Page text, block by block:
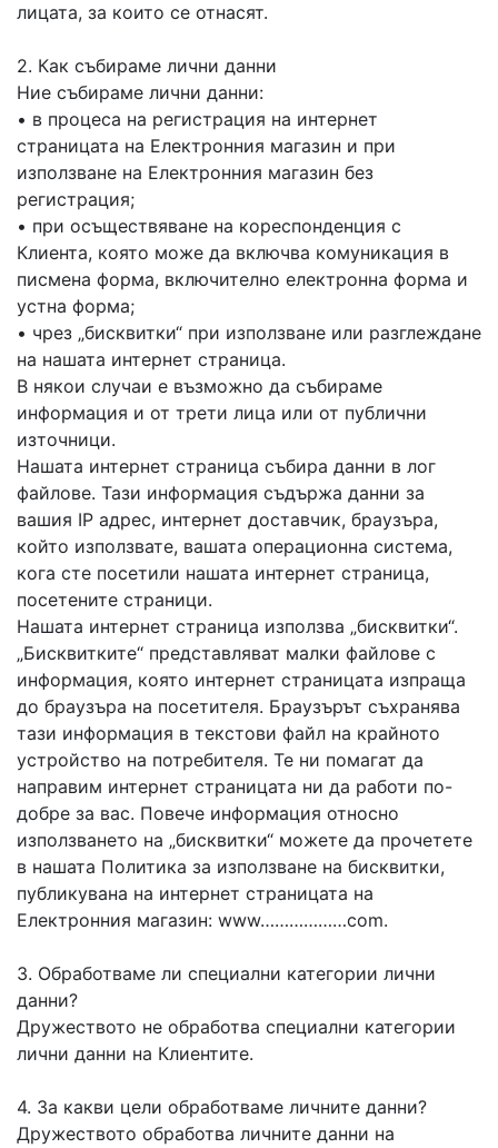
лицата, за които се отнасят.
2. Как събираме лични данни
Ние събираме лични данни:
• в процеса на регистрация на интернет
страницата на Електронния магазин и при
използване на Електронния магазин без
регистрация;
• при осъществяване на кореспонденция с
Клиента, която може да включва комуникация в
писмена форма, включително електронна форма и
устна форма;
• чрез „бисквитки“ при използване или разглеждане
на нашата интернет страница.
В някои случаи е възможно да събираме
информация и от трети лица или от публични
източници.
Нашата интернет страница събира данни в лог
файлове. Тази информация съдържа данни за
вашия IP адрес, интернет доставчик, браузъра,
който използвате, вашата операционна система,
кога сте посетили нашата интернет страница,
посетените страници.
Нашата интернет страница използва „бисквитки“.
„Бисквитките“ представляват малки файлове с
информация, която интернет страницата изпраща
до браузъра на посетителя. Браузърът съхранява
тази информация в текстови файл на крайното
устройство на потребителя. Те ни помагат да
направим интернет страницата ни да работи по-
добре за вас. Повече информация относно
използването на „бисквитки“ можете да прочетете
в нашата Политика за използване на бисквитки,
публикувана на интернет страницата на
Електронния магазин: www………………com.
3. Обработваме ли специални категории лични
данни?
Дружеството не обработва специални категории
лични данни на Клиентите.
4. За какви цели обработваме личните данни?
Дружеството обработва личните данни на